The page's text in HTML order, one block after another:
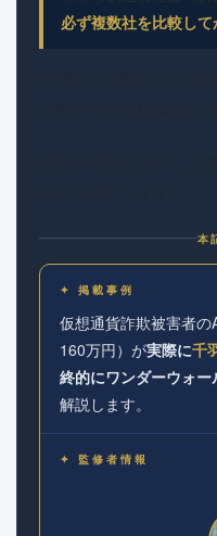
必ず複数社を比較し
本
✦ 掲載事例
仮想通貨詐欺被害者
160万円）が実際に千
終的にワンダーウォ
解説します。
✦ 監修者情報